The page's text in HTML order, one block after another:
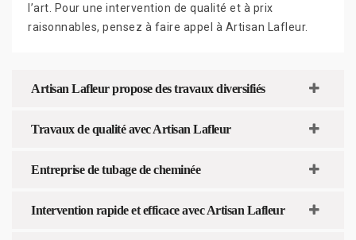
l’art. Pour une intervention de qualité et à prix
raisonnables, pensez à faire appel à Artisan Lafleur.
Artisan Lafleur propose des travaux diversifiés
Travaux de qualité avec Artisan Lafleur
Entreprise de tubage de cheminée
Intervention rapide et efficace avec Artisan Lafleur